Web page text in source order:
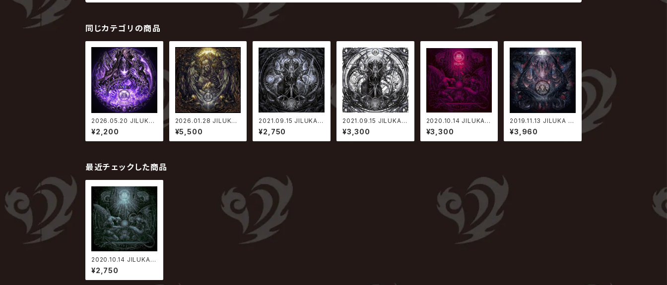
同じカテゴリの商品
2026.05.20 JILUKA
/ DeViLs
¥2,200
2026.01.28 JILUKA /
XNDII
¥5,500
2021.09.15 JILUKA /
IDOLA【通常盤】
¥2,750
2021.09.15 JILUKA /
IDOLA【初回限定盤】
¥3,300
2020.10.14 JILUKA /
Xtopia【初回限定盤】
¥3,300
2019.11.13 JILUKA /
XANADU【初回限定
盤】
¥3,960
最近チェックした商品
2020.10.14 JILUKA /
Xtopia【通常盤】
¥2,750